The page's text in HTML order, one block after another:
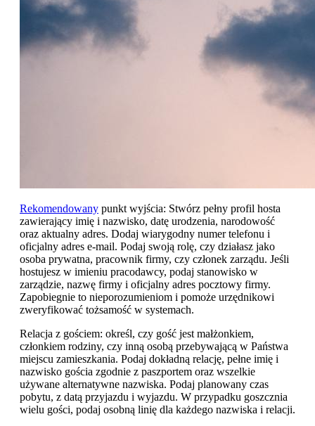
Rekomendowany punkt wyjścia: Stwórz pełny profil hosta
zawierający imię i nazwisko, datę urodzenia, narodowość
oraz aktualny adres. Dodaj wiarygodny numer telefonu i
oficjalny adres e-mail. Podaj swoją rolę, czy działasz jako
osoba prywatna, pracownik firmy, czy członek zarządu. Jeśli
hostujesz w imieniu pracodawcy, podaj stanowisko w
zarządzie, nazwę firmy i oficjalny adres pocztowy firmy.
Zapobiegnie to nieporozumieniom i pomoże urzędnikowi
zweryfikować tożsamość w systemach.
Relacja z gościem: określ, czy gość jest małżonkiem,
członkiem rodziny, czy inną osobą przebywającą w Państwa
miejscu zamieszkania. Podaj dokładną relację, pełne imię i
nazwisko gościa zgodnie z paszportem oraz wszelkie
używane alternatywne nazwiska. Podaj planowany czas
pobytu, z datą przyjazdu i wyjazdu. W przypadku goszcznia
wielu gości, podaj osobną linię dla każdego nazwiska i relacji.